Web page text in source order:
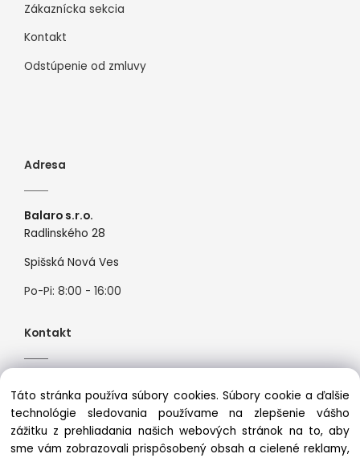
Zákaznícka sekcia
Kontakt
Odstúpenie od zmluvy
Adresa
Balaro s.r.o.
Radlinského 28
Spišská Nová Ves
Po-Pi: 8:00 - 16:00
Kontakt
Mail:info@premiosport.sk
Táto stránka používa súbory cookies. Súbory cookie a ďalšie
technológie sledovania používame na zlepšenie vášho
zážitku z prehliadania našich webových stránok na to, aby
sme vám zobrazovali prispôsobený obsah a cielené reklamy,